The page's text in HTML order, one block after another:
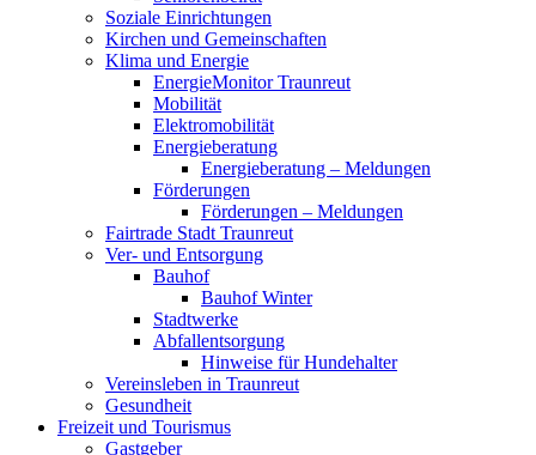
Soziale Einrichtungen
Kirchen und Gemeinschaften
Klima und Energie
EnergieMonitor Traunreut
Mobilität
Elektromobilität
Energieberatung
Energieberatung – Meldungen
Förderungen
Förderungen – Meldungen
Fairtrade Stadt Traunreut
Ver- und Entsorgung
Bauhof
Bauhof Winter
Stadtwerke
Abfallentsorgung
Hinweise für Hundehalter
Vereinsleben in Traunreut
Gesundheit
Freizeit und Tourismus
Gastgeber